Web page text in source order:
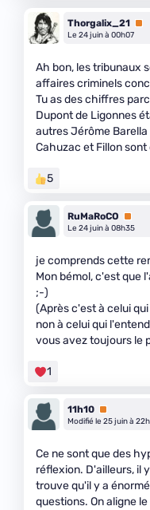
Thorgalix_21
Le 24 juin à 00h07
Ah bon, les tribunaux
affaires criminels
Tu as des chiffres
Dupont de Ligonnes
autres Jérôme Barella
Cahuzac et Fillon
5
RuMaRoCO
Le 24 juin à 08h35
je comprends cette
Mon bémol, c'est que
;-)
(Après c'est à celui
non à celui qui
vous avez toujours le
1
11h10 Premium
Modifié le 25 juin à
Ce ne sont que des
réflexion. D'ailleurs, il
trouve qu'il y a
questions. On aligne